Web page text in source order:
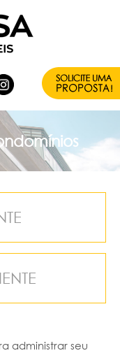
administrar seu